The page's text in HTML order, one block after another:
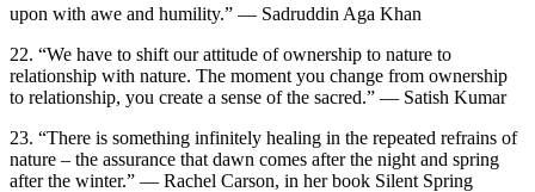
upon with awe and humility.” — Sadruddin Aga Khan
22. “We have to shift our attitude of ownership to nature to
relationship with nature. The moment you change from ownership
to relationship, you create a sense of the sacred.” — Satish Kumar
23. “There is something infinitely healing in the repeated refrains of
nature – the assurance that dawn comes after the night and spring
after the winter.” — Rachel Carson, in her book Silent Spring